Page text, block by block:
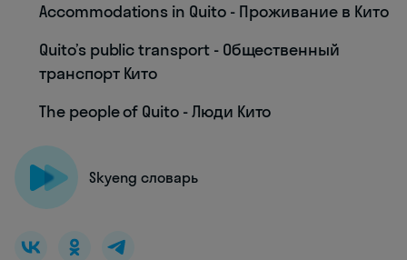
Accommodations in Quito - Проживание в Кито
Quito’s public transport - Общественный
транспорт Кито
The people of Quito - Люди Кито
Skyeng словарь